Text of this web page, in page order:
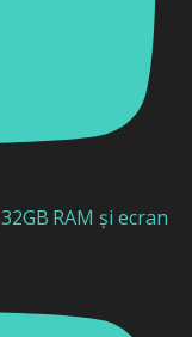
RAM și ecran